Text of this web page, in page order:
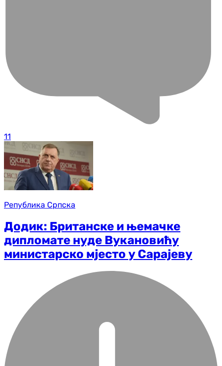
11
Република Српска
Додик: Британске и њемачке
дипломате нуде Вукановићу
министарско мјесто у Сарајеву